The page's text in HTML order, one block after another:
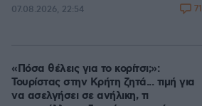
07.08.2026, 22:54 71
«Πόσα θέλεις για το κορίτσι;»:
Τουρίστας στην Κρήτη ζητά... τιμή για
να ασελγήσει σε ανήλικη, τι